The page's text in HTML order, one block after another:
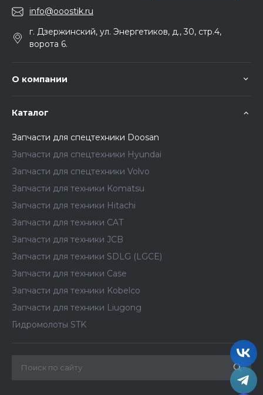
info@ooostik.ru
г. Дзержинский, ул. Энергетиков, д., 30, стр.4,
ворота 6.
О компании
Каталог
Запчасти для спецтехники Doosan
Запчасти для спецтехники Hyundai
Запчасти для спецтехники Volvo
Запчасти для техники Komatsu
Запчасти для техники Hitachi
Запчасти для техники CAT
Запчасти для техники JCB
Запчасти для техники SDLG (LGCE)
Запчасти для техники Case
Запчасти для техники Kobelco
Запчасти для техники Liugong
Гидромолоты STK